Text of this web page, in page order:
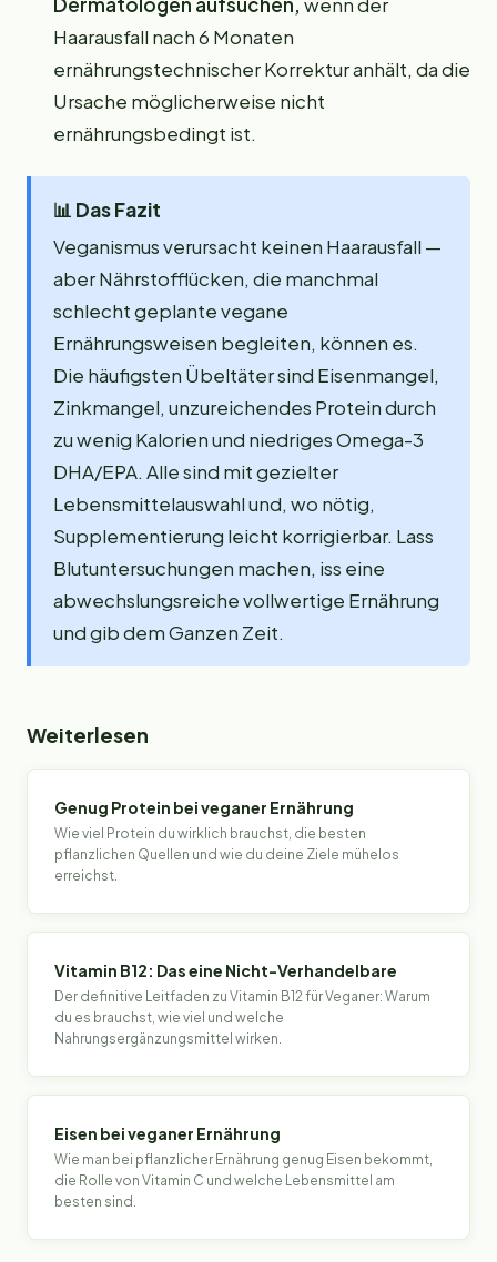
Haarausfall nach 6 Monaten
ernährungstechnischer Korrektur anhält, da die
Ursache möglicherweise nicht
ernährungsbedingt ist.
📊 Das Fazit
Veganismus verursacht keinen Haarausfall —
aber Nährstofflücken, die manchmal
schlecht geplante vegane
Ernährungsweisen begleiten, können es.
Die häufigsten Übeltäter sind Eisenmangel,
Zinkmangel, unzureichendes Protein durch
zu wenig Kalorien und niedriges Omega-3
DHA/EPA. Alle sind mit gezielter
Lebensmittelauswahl und, wo nötig,
Supplementierung leicht korrigierbar. Lass
Blutuntersuchungen machen, iss eine
abwechslungsreiche vollwertige Ernährung
und gib dem Ganzen Zeit.
Weiterlesen
Genug Protein bei veganer Ernährung
Wie viel Protein du wirklich brauchst, die besten
pflanzlichen Quellen und wie du deine Ziele mühelos
erreichst.
Vitamin B12: Das eine Nicht-Verhandelbare
Der definitive Leitfaden zu Vitamin B12 für Veganer: Warum
du es brauchst, wie viel und welche
Nahrungsergänzungsmittel wirken.
Eisen bei veganer Ernährung
Wie man bei pflanzlicher Ernährung genug Eisen bekommt,
die Rolle von Vitamin C und welche Lebensmittel am
besten sind.